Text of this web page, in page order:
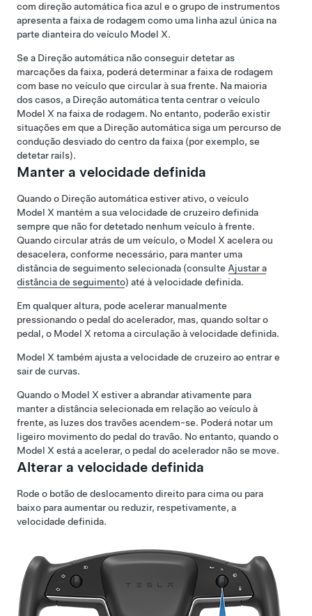
com direção automáticafica azul e ogrupo de instrumentos
apresenta a faixa de rodagem como uma linha azul única na
parte dianteira do veículo Model X.
Se a Direção automática não conseguir detetar as
marcações da faixa, poderá determinar a faixa de rodagem
com base no veículo que circular à sua frente. Na maioria
dos casos, a Direção automáticatenta centrar o veículo
Model X na faixa de rodagem. No entanto, poderão existir
situações em que a Direção automáticasiga um percurso de
condução desviado do centro da faixa (por exemplo, se
detetar rails).
Manter a velocidade definida
Quando o Direção automáticaestiver ativo, o veículo
Model X mantém a sua velocidade de cruzeiro definida
sempre que não for detetado nenhum veículo à frente.
Quando circular atrás de um veículo, o Model X acelera ou
desacelera, conforme necessário, para manter uma
distância de seguimento selecionada (consulte Ajustar a
distância de seguimento) até à velocidade definida.
Em qualquer altura, pode acelerar manualmente
pressionando o pedal do acelerador, mas, quando soltar o
pedal, o Model X retoma a circulação à velocidade definida.
Model X também ajusta a velocidade de cruzeiro ao entrar e
sair de curvas.
Quando o Model X estiver a abrandar ativamente para
manter a distância selecionada em relação ao veículo à
frente, as luzes dos travões acendem-se. Poderá notar um
ligeiro movimento do pedal do travão. No entanto, quando o
Model X está a acelerar, o pedal do acelerador não se move.
Alterar a velocidade definida
Rode o botão de deslocamento direito para cima ou para
baixo para aumentar ou reduzir, respetivamente, a
velocidade definida.